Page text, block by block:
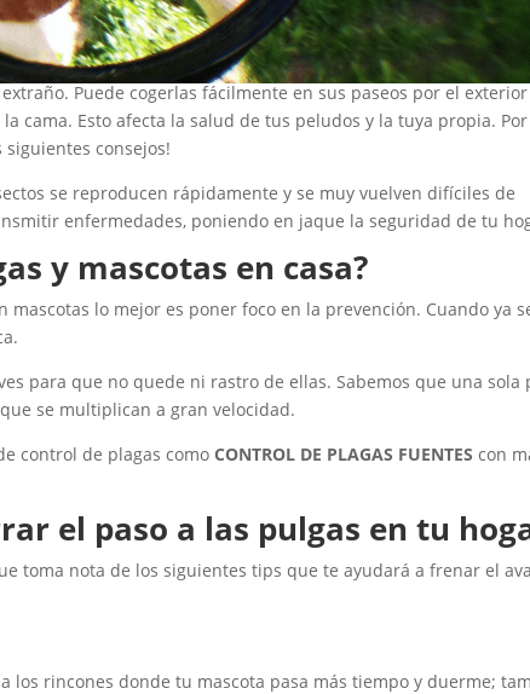
Puede cogerlas fácilmente en sus paseos por el
cama. Esto afecta la salud de tus peludos y la tuya propia. Por
siguientes consejos!
se reproducen rápidamente y se muy vuelven difíciles de
enfermedades, poniendo en jaque la seguridad de tu
y mascotas en casa?
mascotas lo mejor es poner foco en la prevención. Cuando ya
para que no quede ni rastro de ellas. Sabemos que una sola
se multiplican a gran velocidad.
control de plagas comoCONTROL DE PLAGAS FUENTES con
el paso a las pulgas en tu
toma nota de los siguientes tips que te ayudará a frenar el
los rincones donde tu mascota pasa más tiempo y duerme;